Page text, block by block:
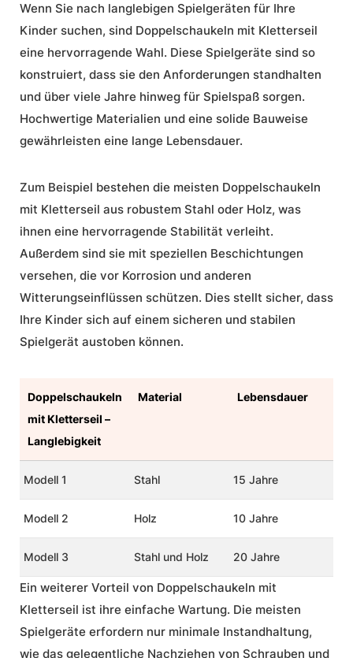
Wenn Sie nach langlebigen Spielgeräten für Ihre
Kinder suchen, sind Doppelschaukeln mit Kletterseil
eine hervorragende Wahl. Diese Spielgeräte sind so
konstruiert, dass sie den Anforderungen standhalten
und über viele Jahre hinweg für Spielspaß sorgen.
Hochwertige Materialien und eine solide Bauweise
gewährleisten eine lange Lebensdauer.
Zum Beispiel bestehen die meisten Doppelschaukeln
mit Kletterseil aus robustem Stahl oder Holz, was
ihnen eine hervorragende Stabilität verleiht.
Außerdem sind sie mit speziellen Beschichtungen
versehen, die vor Korrosion und anderen
Witterungseinflüssen schützen. Dies stellt sicher, dass
Ihre Kinder sich auf einem sicheren und stabilen
Spielgerät austoben können.
Doppelschaukeln
mit Kletterseil –
Langlebigkeit
Material Lebensdauer
Modell 1 Stahl 15 Jahre
Modell 2 Holz 10 Jahre
Modell 3 Stahl und Holz 20 Jahre
Ein weiterer Vorteil von Doppelschaukeln mit
Kletterseil ist ihre einfache Wartung. Die meisten
Spielgeräte erfordern nur minimale Instandhaltung,
wie das gelegentliche Nachziehen von Schrauben und